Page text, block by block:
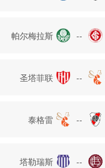
帕尔梅拉斯 --
圣塔菲联 --
泰格雷 --
塔勒瑞斯 --